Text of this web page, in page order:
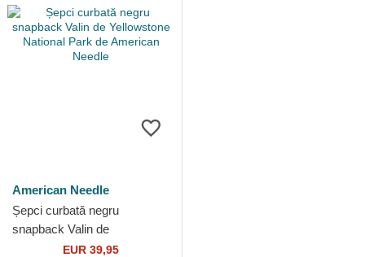
American Needle
Șepci curbată negru
snapback Valin de
Yellowstone National Park de
EUR 39,95